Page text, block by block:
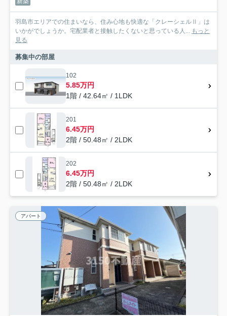
羽島市エリアでの住まいなら、住み心地も快適な「クレーシェルⅡ」は
いかがでしょうか。宅配業者と接触したくないと思っている人... もっと
見る
募集中の部屋
102
5.85万円
1階 / 42.64㎡ / 1LDK
201
6.45万円
2階 / 50.48㎡ / 2LDK
202
6.45万円
2階 / 50.48㎡ / 2LDK
アパート